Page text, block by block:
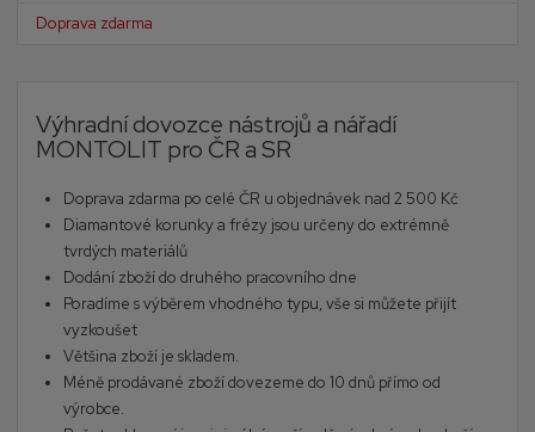
Doprava zdarma
Výhradní dovozce nástrojů a nářadí
MONTOLIT pro ČR a SR
Doprava zdarma po celé ČR u objednávek nad 2 500 Kč
Diamantové korunky a frézy jsou určeny do extrémně
tvrdých materiálů
Dodání zboží do druhého pracovního dne
Poradíme s výběrem vhodného typu, vše si můžete přijít
vyzkoušet
Většina zboží je skladem.
Méně prodávané zboží dovezeme do 10 dnů přímo od
výrobce.